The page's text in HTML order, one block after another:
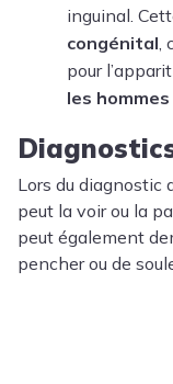
inguinal.
congénital,
pour
les
Lors du diagnostic
peut la voir ou la
peut également
pencher ou de